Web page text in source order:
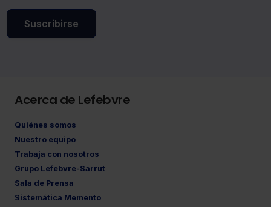
Suscribirse
Acerca de Lefebvre
Quiénes somos
Nuestro equipo
Trabaja con nosotros
Grupo Lefebvre-Sarrut
Sala de Prensa
Sistemática Memento